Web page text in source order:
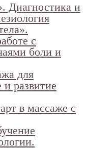
Диагностика и
с
боли и
для
и развитие
в массаже с